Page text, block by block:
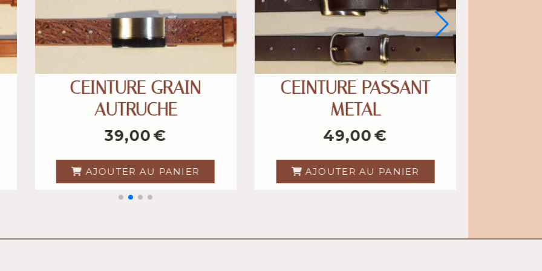
CEINTURE 20mm
35,00€
AJOUTER AU PANIER
CEINTURE GRAIN
AUTRUCHE
39,00€
AJOUTER AU PANIER